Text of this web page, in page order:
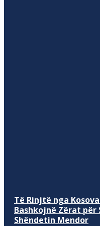
Të Rinjtë nga
Bashkojnë Zërat
Shëndetin Mendor